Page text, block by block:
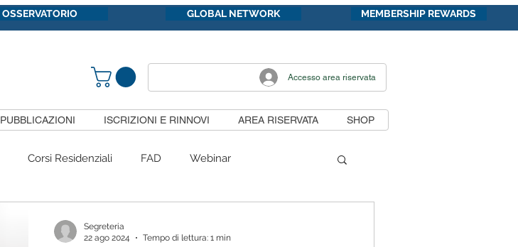
OSSERVATORIO GLOBAL NETWORK MEMBERSHIP REWARDS
Accesso area riservata
PUBBLICAZIONI ISCRIZIONI E RINNOVI AREA RISERVATA SHOP
Corsi Residenziali FAD Webinar
Segreteria
22 ago 2024
Tempo di lettura: 1 min